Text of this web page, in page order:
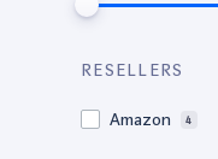
RESELLERS
Amazon 4